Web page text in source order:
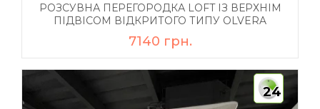
РОЗСУВНА ПЕРЕГОРОДКА LOFT ІЗ ВЕРХНІМ
ПІДВІСОМ ВІДКРИТОГО ТИПУ OLVERA
7140 грн.
24